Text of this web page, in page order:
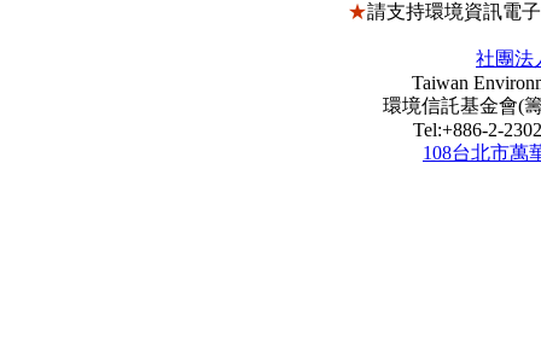
★請支持環境資訊電
社團法
Taiwan
環境信託基金會(籌
Tel:+886-2-
108台北市萬